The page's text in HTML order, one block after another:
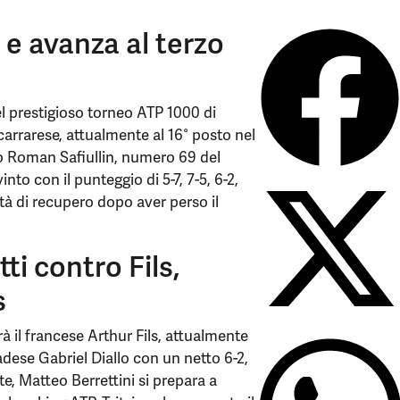
avanza al terzo
torneo ATP 1000 di
attualmente al 16° posto nel
Safiullin, numero 69 del
con il punteggio di 5-7, 7-5, 6-2,
di recupero dopo aver perso il
contro Fils,
il francese Arthur Fils, attualmente
Gabriel Diallo con un netto 6-2,
Matteo Berrettini si prepara a